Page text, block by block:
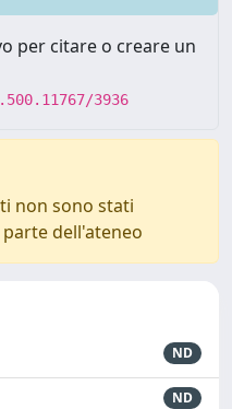
per citare o creare un
3936
non sono stati
dell'ateneo
ND
ND